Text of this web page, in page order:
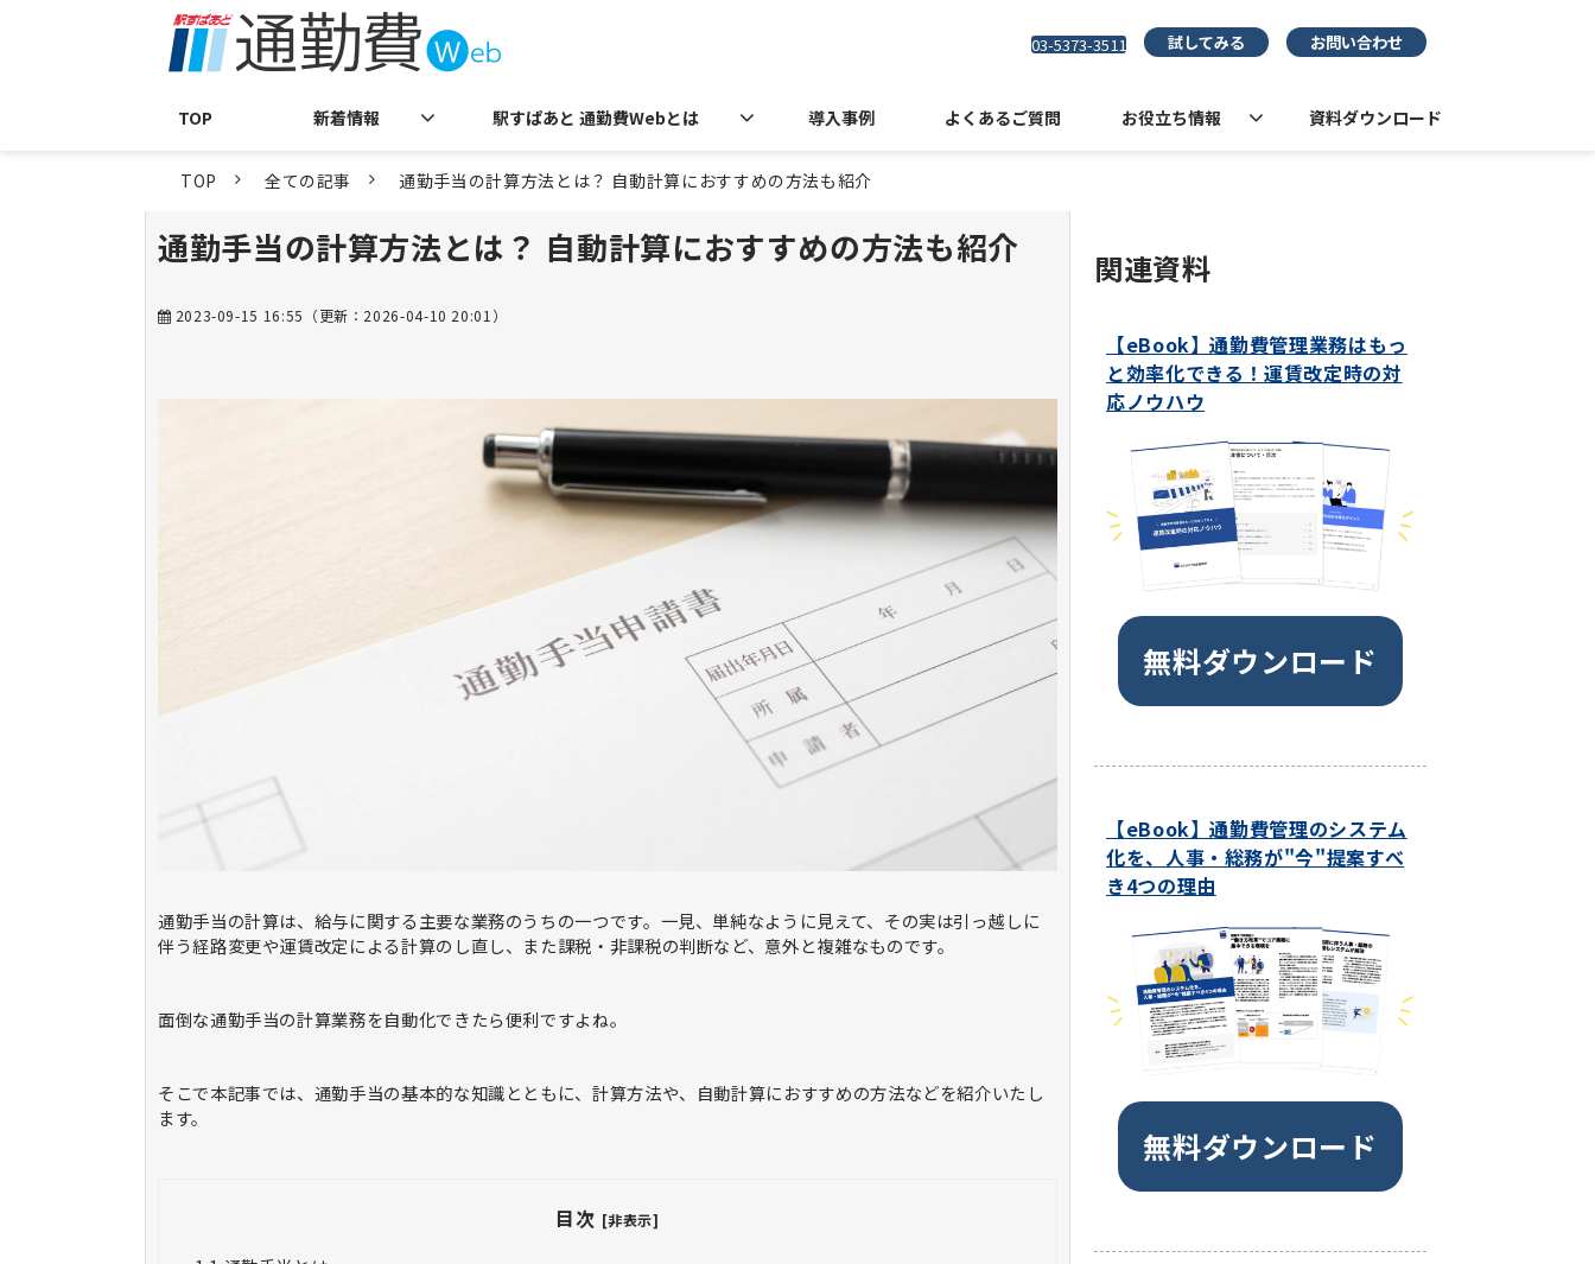
03-5373-3511 試してみる お問い合わせ
TOP 新着情報 駅すぱあと 通勤費Webとは 導入事例 よくあるご質問 お役立ち情報 資料ダウンロード
TOP 全ての記事 通勤手当の計算方法とは？ 自動計算におすすめの方法も紹介
通勤手当の計算方法とは？ 自動計算におすすめの方法も紹介
2023-09-15 16:55 （更新： 2026-04-10 20:01 ）
通勤手当の計算は、給与に関する主要な業務のうちの一つです。一見、単純なように見えて、その実は引っ越しに
伴う経路変更や運賃改定による計算のし直し、また課税・非課税の判断など、意外と複雑なものです。
面倒な通勤手当の計算業務を自動化できたら便利ですよね。
そこで本記事では、通勤手当の基本的な知識とともに、計算方法や、自動計算におすすめの方法などを紹介いたし
ます。
目次 [非表示]
関連資料
【eBook】通勤費管理業務はもっ
と効率化できる！運賃改定時の対
応ノウハウ
無料ダウンロード
【eBook】通勤費管理のシステム
化を、人事・総務が"今"提案すべ
き4つの理由
無料ダウンロード